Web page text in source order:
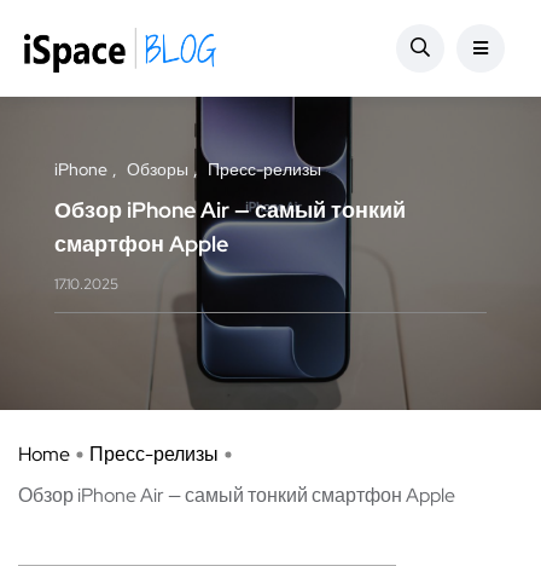
iPhone Обзоры Пресс-релизы
Обзор iPhone Air — самый тонкий
смартфон Apple
17.10.2025
Home
Пресс-релизы
Обзор iPhone Air — самый тонкий смартфон Apple